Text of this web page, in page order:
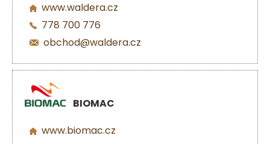
www.waldera.cz
778 700 776
obchod@waldera.cz
BIOMAC
www.biomac.cz